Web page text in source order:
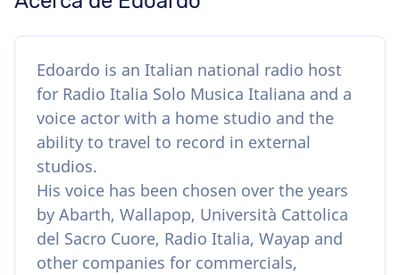
Edoardo is an Italian national radio host
for Radio Italia Solo Musica Italiana and a
voice actor with a home studio and the
ability to travel to record in external
studios.
His voice has been chosen over the years
by Abarth, Wallapop, Università Cattolica
del Sacro Cuore, Radio Italia, Wayap and
other companies for commercials,